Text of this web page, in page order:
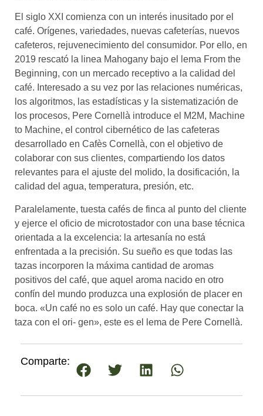
El siglo XXI comienza con un interés inusitado por el
café. Orígenes, variedades, nuevas cafeterías, nuevos
cafeteros, rejuvenecimiento del consumidor. Por ello, en
2019 rescató la linea Mahogany bajo el lema From the
Beginning, con un mercado receptivo a la calidad del
café. Interesado a su vez por las relaciones numéricas,
los algoritmos, las estadísticas y la sistematización de
los procesos, Pere Cornellà introduce el M2M, Machine
to Machine, el control cibernético de las cafeteras
desarrollado en Cafès Cornellà, con el objetivo de
colaborar con sus clientes, compartiendo los datos
relevantes para el ajuste del molido, la dosificación, la
calidad del agua, temperatura, presión, etc.
Paralelamente, tuesta cafés de finca al punto del cliente
y ejerce el oficio de microtostador con una base técnica
orientada a la excelencia: la artesanía no está
enfrentada a la precisión. Su sueño es que todas las
tazas incorporen la máxima cantidad de aromas
positivos del café, que aquel aroma nacido en otro
confín del mundo produzca una explosión de placer en
boca. «Un café no es solo un café. Hay que conectar la
taza con el ori- gen», este es el lema de Pere Cornellà.
Comparte: